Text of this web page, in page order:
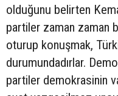
olduğunu belirten
partiler zaman zaman
oturup konuşmak,
durumundadırlar.
partiler demokrasinin